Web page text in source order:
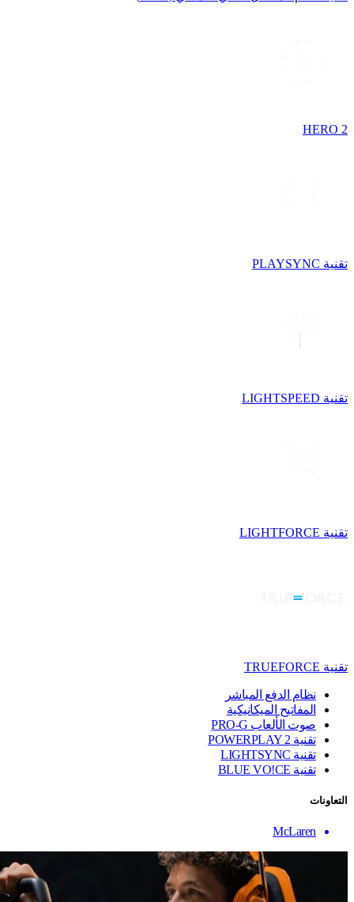
HERO 2
تقنية PLAYSYNC
تقنية LIGHTSPEED
تقنية LIGHTFORCE
تقنية TRUEFORCE
نظام الدفع المباشر
المفاتيح الميكانيكية
صوت الألعاب PRO-G
تقنية ‏POWERPLAY 2
تقنية LIGHTSYNC
تقنية BLUE VO!CE
التعاونات
McLaren